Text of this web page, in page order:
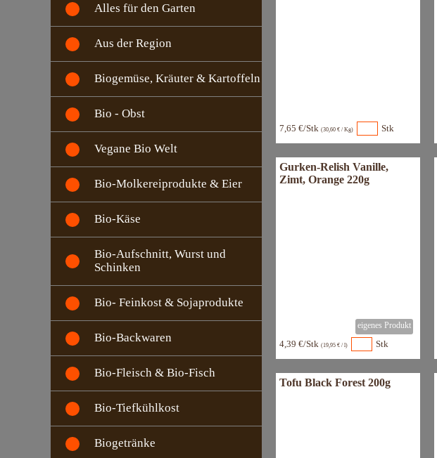
Alles für den Garten
Aus der Region
Biogemüse, Kräuter & Kartoffeln
Bio - Obst
Vegane Bio Welt
Bio-Molkereiprodukte & Eier
Bio-Käse
Bio-Aufschnitt, Wurst und
Schinken
Bio- Feinkost & Sojaprodukte
Bio-Backwaren
Bio-Fleisch & Bio-Fisch
Bio-Tiefkühlkost
Biogetränke
7,65 €/Stk (30,60 € / Kg) Stk
Gurken-Relish Vanille,
Zimt, Orange 220g
4,39 €/Stk (19,95 € / l) Stk
Tofu Black Forest 200g